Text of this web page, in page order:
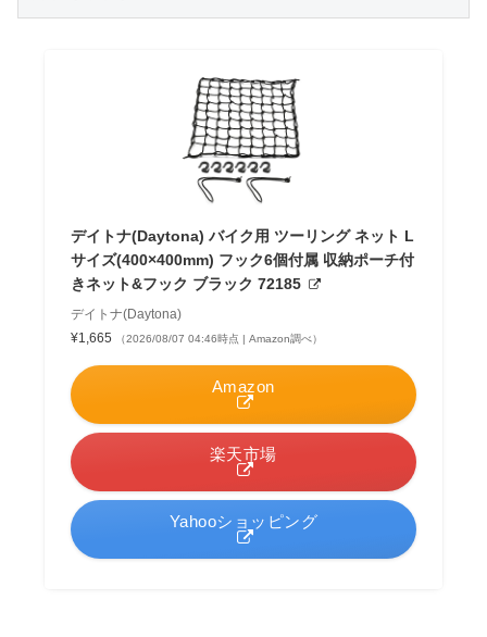
デイトナ(Daytona) バイク用 ツーリング ネット L
サイズ(400×400mm) フック6個付属 収納ポーチ付
きネット&フック ブラック 72185
デイトナ(Daytona)
¥1,665
（2026/08/07 04:46時点 | Amazon調べ）
Amazon
楽天市場
Yahooショッピング